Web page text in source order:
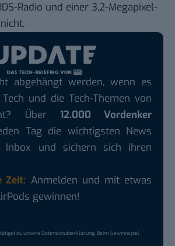
Radio und einer 3,2-Megapixel-
abgehängt werden, wenn es
und die Tech-Themen von
Über 12.000 Vordenker
Tag die wichtigsten News
und sichern sich ihren
Zeit: Anmelden und mit etwas
gewinnen!
du unsereDatenschutzerklärung. Beim Gewinnspiel